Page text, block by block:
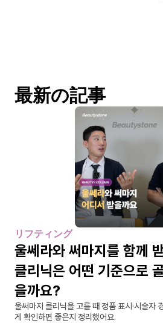
最新の記事
リフティング
울쎄라와 써마지를 함께
클리닉은 어떤 기준으로
을까요?
울써마지 클리닉을 고를 때 정품 표시·시술자
게 확인하면 좋은지 정리했어요.